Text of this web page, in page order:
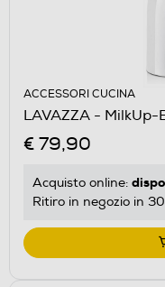
ACCESSORI CUCINA
LAVAZZA - MilkUp-
€ 79,90
Acquisto online:
Ritiro in negozio in